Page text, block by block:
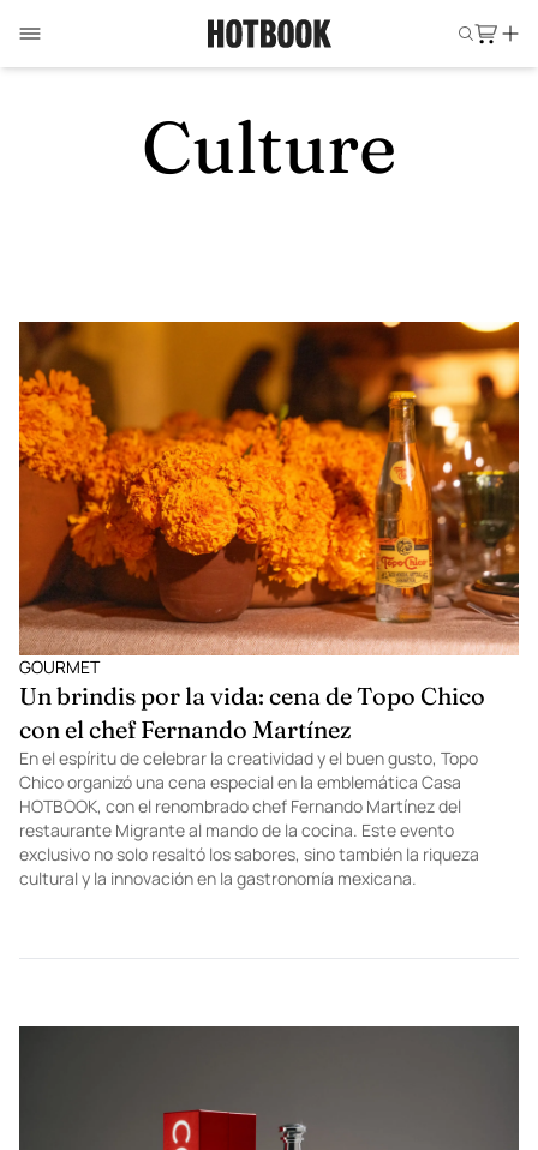
Culture
GOURMET
Un brindis por la vida: cena de Topo Chico
con el chef Fernando Martínez
En el espíritu de celebrar la creatividad y el buen gusto, Topo
Chico organizó una cena especial en la emblemática Casa
HOTBOOK, con el renombrado chef Fernando Martínez del
restaurante Migrante al mando de la cocina. Este evento
exclusivo no solo resaltó los sabores, sino también la riqueza